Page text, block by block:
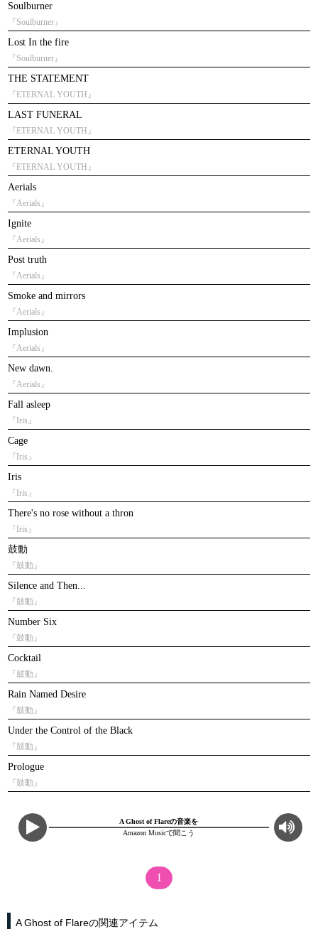
Soulburner
『Soulburner』
Lost In the fire
『Soulburner』
THE STATEMENT
『ETERNAL YOUTH』
LAST FUNERAL
『ETERNAL YOUTH』
ETERNAL YOUTH
『ETERNAL YOUTH』
Aerials
『Aerials』
Ignite
『Aerials』
Post truth
『Aerials』
Smoke and mirrors
『Aerials』
Implusion
『Aerials』
New dawn.
『Aerials』
Fall asleep
『Iris』
Cage
『Iris』
Iris
『Iris』
There's no rose without a thron
『Iris』
鼓動
『鼓動』
Silence and Then...
『鼓動』
Number Six
『鼓動』
Cocktail
『鼓動』
Rain Named Desire
『鼓動』
Under the Control of the Black
『鼓動』
Prologue
『鼓動』
A Ghost of Flareの音楽を
Amazon Musicで聞こう
1
A Ghost of Flareの関連アイテム